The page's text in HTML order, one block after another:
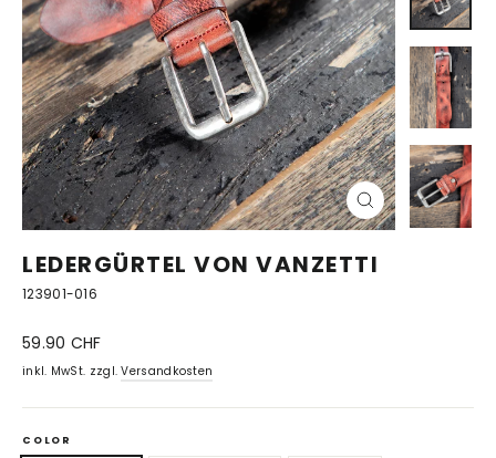
SCHLIESSEN (
ESC)
LEDERGÜRTEL VON VANZETTI
123901-016
Normaler
59.90 CHF
inkl. MwSt. zzgl.Versandkosten
COLOR